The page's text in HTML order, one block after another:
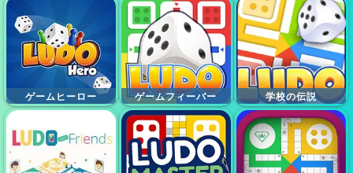
ゲームヒーロー ゲームフィーバー 学校の伝説